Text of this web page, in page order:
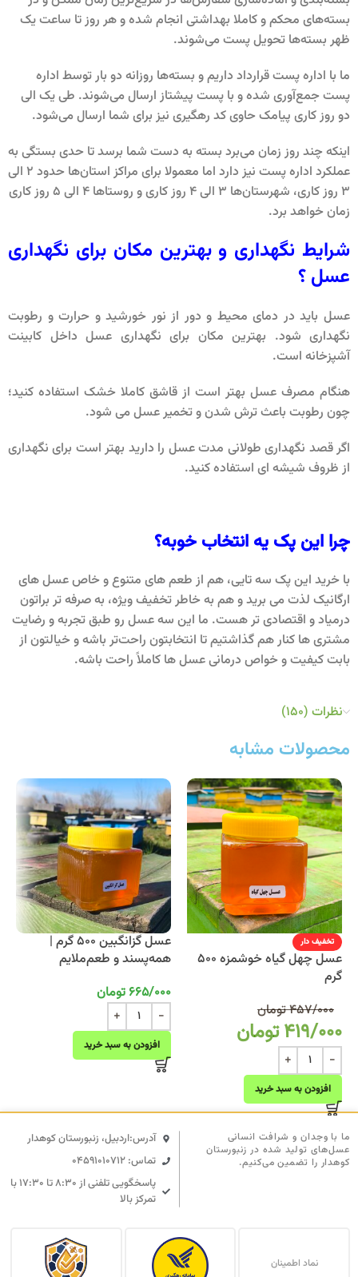
بسته‌های محکم و کاملا بهداشتی انجام شده و هر روز تا ساعت یک
ظهر بسته‌ها تحویل پست می‌شوند.
ما با اداره پست قرارداد داریم و بسته‌ها روزانه دو بار توسط اداره
پست جمع‌آوری شده و با پست پیشتاز ارسال می‌شوند. طی یک الی
دو روز کاری پیامک حاوی کد رهگیری نیز برای شما ارسال می‌شود.
اینکه چند روز زمان می‌برد بسته به دست شما برسد تا حدی بستگی به
عملکرد اداره پست نیز دارد اما معمولا برای مراکز استان‌ها حدود 2 الی
3 روز کاری، شهرستان‌ها 3 الی 4 روز کاری و روستاها 4 الی 5 روز کاری
زمان خواهد برد.
شرایط نگهداری و بهترین مکان برای نگهداری
عسل ؟
عسل باید در دمای محیط و دور از نور خورشید و حرارت و رطوبت
نگهداری شود. بهترین مکان برای نگهداری عسل داخل کابینت
آشپزخانه است.
هنگام مصرف عسل بهتر است از قاشق کاملا خشک استفاده کنید؛
چون رطوبت باعث ترش شدن و تخمیر عسل می شود.
اگر قصد نگهداری طولانی مدت عسل را دارید بهتر است برای نگهداری
از ظروف شیشه ای استفاده کنید.
چرا این پک یه انتخاب خوبه؟
با خرید این پک سه‌ تایی، هم از طعم‌ های متنوع و خاص عسل‌ های
ارگانیک لذت می‌ برید و هم به‌ خاطر تخفیف ویژه، به‌ صرفه‌ تر براتون
درمیاد و اقتصادی تر هست. ما این سه عسل رو طبق تجربه و رضایت
مشتری‌ ها کنار هم گذاشتیم تا انتخابتون راحت‌تر باشه و خیالتون از
بابت کیفیت و خواص درمانی عسل‌ ها کاملاً راحت باشه.
نظرات (150)
محصولات مشابه
تخفیف دار
عسل چهل گیاه خوشمزه 500
گرم
457/000تومان
419/000تومان
افزودن به سبد خرید
عسل گزانگبین 500 گرم |
همه‌پسند و طعم‌ملایم
665/000 تومان
افزودن به سبد خرید
آدرس:اردبیل، زنبورستان کوهدار
تماس: 04591010712
پاسخگویی تلفنی از ۸:۳۰ تا ۱۷:۳۰ با
تمرکز بالا
ما با وجدان و شرافت انسانی
عسل‌های تولید شده در زنبورستان
کوهدار را تضمین می‌کنیم.
نماد اطمینان